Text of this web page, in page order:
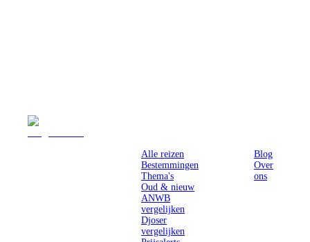
Alle reizen
Bestemmingen
Thema's
Oud & nieuw
ANWB
vergelijken
Djoser
vergelijken
Blog
Over
ons